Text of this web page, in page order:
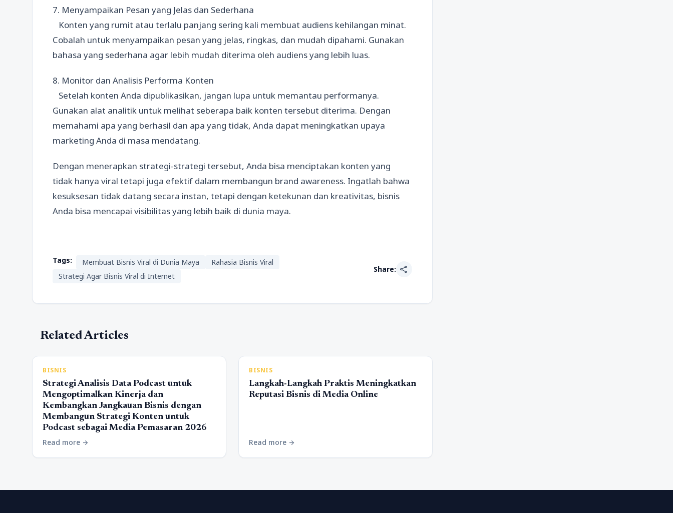
7. Menyampaikan Pesan yang Jelas dan Sederhana
Konten yang rumit atau terlalu panjang sering kali membuat audiens kehilangan minat.
Cobalah untuk menyampaikan pesan yang jelas, ringkas, dan mudah dipahami. Gunakan
bahasa yang sederhana agar lebih mudah diterima oleh audiens yang lebih luas.
8. Monitor dan Analisis Performa Konten
Setelah konten Anda dipublikasikan, jangan lupa untuk memantau performanya.
Gunakan alat analitik untuk melihat seberapa baik konten tersebut diterima. Dengan
memahami apa yang berhasil dan apa yang tidak, Anda dapat meningkatkan upaya
marketing Anda di masa mendatang.
Dengan menerapkan strategi-strategi tersebut, Anda bisa menciptakan konten yang
tidak hanya viral tetapi juga efektif dalam membangun brand awareness. Ingatlah bahwa
kesuksesan tidak datang secara instan, tetapi dengan ketekunan dan kreativitas, bisnis
Anda bisa mencapai visibilitas yang lebih baik di dunia maya.
Tags: Membuat Bisnis Viral di Dunia Maya
Rahasia Bisnis Viral
Strategi Agar Bisnis Viral di Internet
Share: share
Related Articles
BISNIS
Strategi Analisis Data Podcast untuk
Mengoptimalkan Kinerja dan
Kembangkan Jangkauan Bisnis dengan
Membangun Strategi Konten untuk
Podcast sebagai Media Pemasaran 2026
Read more arrow_forward
BISNIS
Langkah-Langkah Praktis Meningkatkan
Reputasi Bisnis di Media Online
Read more arrow_forward